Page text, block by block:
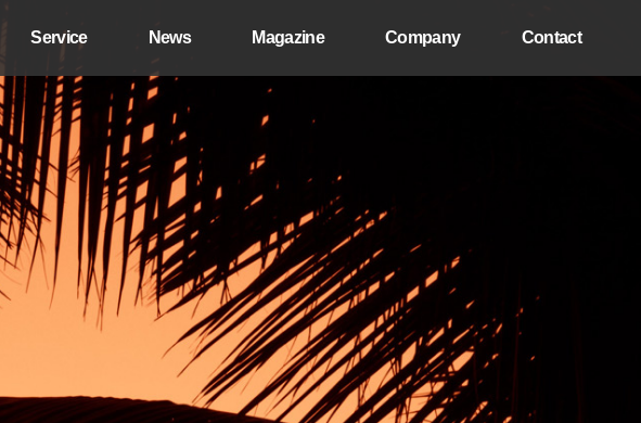
Service News Magazine Company Contact